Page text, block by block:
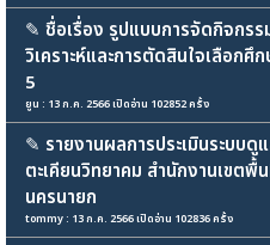
✎ ชื่อเรื่อง รูปแบบการจัดกิจกร
วิเคราะห์และการตัดสินใจเลือก
5
ยูน : 13 ก.ค. 2566 เปิดอ่าน 102852 ครั้ง
✎ รายงานผลการประเมินระบบดู
ตะเคียนวิทยาคม สำนักงานเขต
นครนายก
tommy : 13 ก.ค. 2566 เปิดอ่าน 102836 ครั้ง